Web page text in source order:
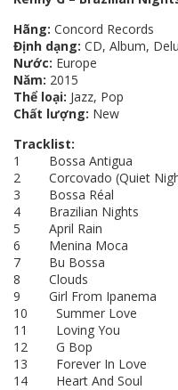
Hãng: Concord Records
Định dạng: CD, Album,
Nước: Europe​​​​​​​
Năm: 2015
Thể loại: Jazz, Pop
Chất lượng: New
Tracklist:
1 Bossa Antigua
2 Corcovado (Quiet
3 Bossa Réal
4 Brazilian Nights
5 April Rain
6 Menina Moca
7 Bu Bossa
8 Clouds
9 Girl From Ipanema
10 Summer Love
11 Loving You
12 G Bop
13 Forever In Love
14 Heart And Soul